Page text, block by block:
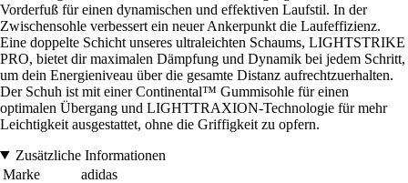
Vorderfuß für einen dynamischen und effektiven Laufstil. In der
Zwischensohle verbessert ein neuer Ankerpunkt die Laufeffizienz.
Eine doppelte Schicht unseres ultraleichten Schaums, LIGHTSTRIKE
PRO, bietet dir maximalen Dämpfung und Dynamik bei jedem Schritt,
um dein Energieniveau über die gesamte Distanz aufrechtzuerhalten.
Der Schuh ist mit einer Continental™ Gummisohle für einen
optimalen Übergang und LIGHTTRAXION-Technologie für mehr
Leichtigkeit ausgestattet, ohne die Griffigkeit zu opfern.
Zusätzliche Informationen
Marke
adidas